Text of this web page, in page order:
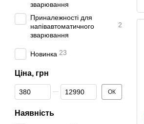
зварювання
Приналежності для
напівавтоматичного
зварювання
2
Новинка 23
Ціна, грн
Від Ціна, грн
До Ціна, грн ОК
Наявність